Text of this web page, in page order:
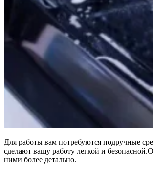
Для работы вам потребуются подручные
сделают вашу работу легкой и безопасной.
ними более детально.